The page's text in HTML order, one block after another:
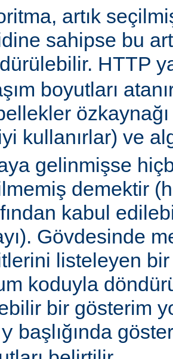
artık
sahipse bu
HTTP
boyutları
kullanırlar) ve
gelinmişse
demektir
kabul
Gövdesinde
listeleyen
koduyla
bir gösterim
başlığında